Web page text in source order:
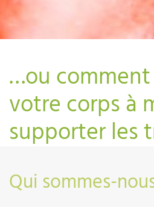
…ou
votre corps à
supporter les
Qui sommes-